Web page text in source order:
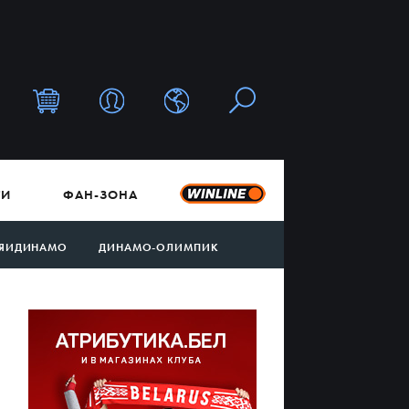
ФАН-ЗОНА
ДИНАМО-ОЛИМПИК